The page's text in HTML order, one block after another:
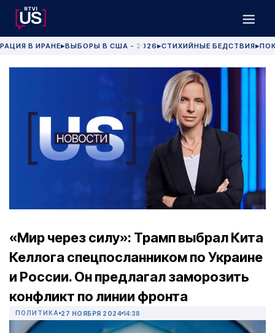
В ИРАНЕ▶ВЫБОРЫ В США - 2026 ▶СТИХИЙНЫЕ БЕДСТВИЯ▶
«Мир через силу»: Трамп выбрал Кита
Келлога спецпосланником по Украине
и России. Он предлагал заморозить
конфликт по линии фронта
ПОЛИТИКА 27 НОЯБРЯ 2024 14:38